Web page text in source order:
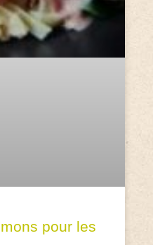
pour les